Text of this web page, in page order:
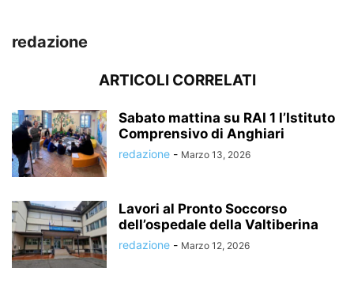
redazione
ARTICOLI CORRELATI
Sabato mattina su RAI 1 l’Istituto
Comprensivo di Anghiari
redazione - Marzo 13, 2026
Lavori al Pronto Soccorso
dell’ospedale della Valtiberina
redazione - Marzo 12, 2026